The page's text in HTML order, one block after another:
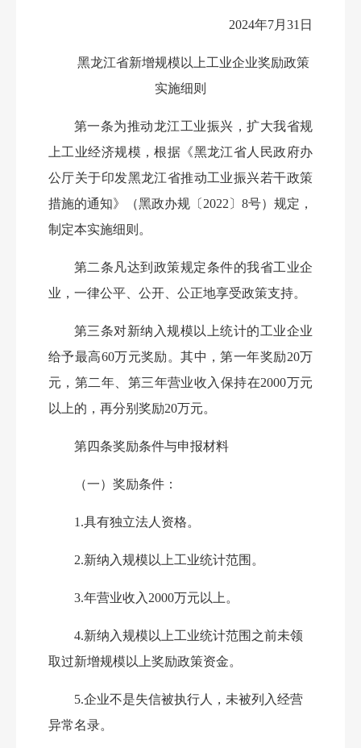
2024年7月31日
黑龙江省新增规模以上工业企业奖励政策
实施细则
第一条为推动龙江工业振兴，扩大我省规
上工业经济规模，根据《黑龙江省人民政府办
公厅关于印发黑龙江省推动工业振兴若干政策
措施的通知》（黑政办规〔2022〕8号）规定，
制定本实施细则。
第二条 凡达到政策规定条件的我省工业企
业，一律公平、公开、公正地享受政策支持。
第三条对新纳入规模以上统计的工业企业
给予最高60万元奖励。其中，第一年奖励20万
元，第二年、第三年营业收入保持在2000万元
以上的，再分别奖励20万元。
第四条奖励条件与申报材料
（一）奖励条件 ：
1.具有独立法人资格。
2.新纳入规模以上工业统计范围。
3.年营业收入2000万元以上。
4.新纳入规模以上工业统计范围之前未领
取过新增规模以上奖励政策资金。
5.企业不是失信被执行人，未被列入经营
异常名录。